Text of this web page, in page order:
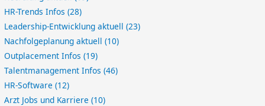
HR-Trends Infos(28)
Leadership-Entwicklung aktuell(23)
Nachfolgeplanung aktuell(10)
Outplacement Infos(19)
Talentmanagement Infos(46)
HR-Software(12)
Arzt Jobs und Karriere(10)